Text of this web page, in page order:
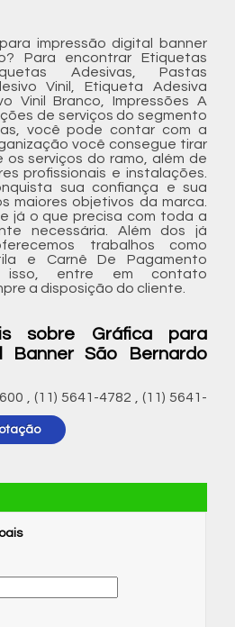
impressão digital banner
Para encontrar Etiquetas
Adesivas, Pastas
Vinil, Etiqueta Adesiva
Vinil Branco, Impressões A
de serviços do segmento
você pode contar com a
você consegue tirar
os serviços do ramo, além de
profissionais e instalações.
sua confiança e sua
maiores objetivos da marca.
já o que precisa com toda a
necessária. Além dos já
trabalhos como
e Carnê De Pagamento
isso, entre em contato
a disposição do cliente.
sobre Gráfica para
Banner São Bernardo
,(11) 5641-4782 ,(11) 5641-